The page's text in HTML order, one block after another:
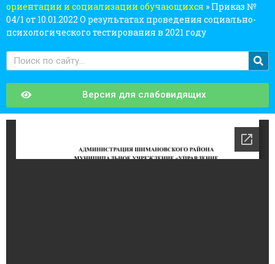
ориентации и социализации обучающихся » Приказ №
04/1 от 10.01.2022 О результатах проведения социально-
психологического тестирования в 2021 году
Версия для слабовидящих